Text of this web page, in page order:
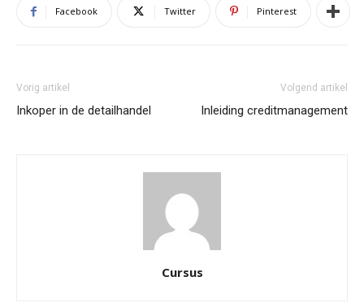
Facebook Twitter Pinterest
Vorig artikel
Inkoper in de detailhandel
Volgend artikel
Inleiding creditmanagement
Cursus